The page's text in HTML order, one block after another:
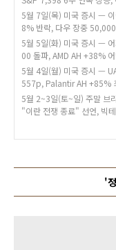
5월 7일(목) 미국 증시 —
8% 반락, 다우 장중
5월 5일(화) 미국 증시 —
00 돌파, AMD AH +38%
5월 4일(월) 미국 증시 —
557p, Palantir AH +85%
5월 2~3일(토~일) 주말 브
"이란 전쟁 종료" 선언, 빅
'